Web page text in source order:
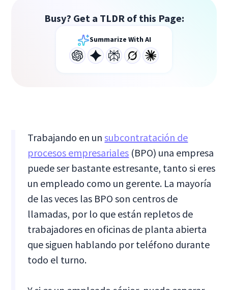
Busy? Get a TLDR of this Page:
Summarize With AI
Trabajando en unsubcontratación de
procesos empresariales (BPO) una empresa
puede ser bastante estresante, tanto si eres
un empleado como un gerente. La mayoría
de las veces las BPO son centros de
llamadas, por lo que están repletos de
trabajadores en oficinas de planta abierta
que siguen hablando por teléfono durante
todo el turno.